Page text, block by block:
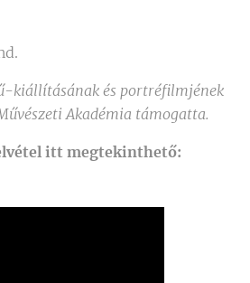
kiállításának és portréfilmjének
Akadémia támogatta.
itt megtekinthető: